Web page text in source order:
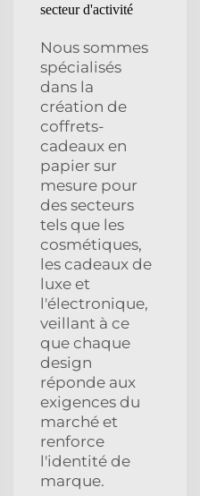
secteur d'activité
Nous sommes
spécialisés
dans la
création de
coffrets-
cadeaux en
papier sur
mesure pour
des secteurs
tels que les
cosmétiques,
les cadeaux de
luxe et
l'électronique,
veillant à ce
que chaque
design
réponde aux
exigences du
marché et
renforce
l'identité de
marque.